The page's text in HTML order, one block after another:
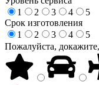
1
2 3 4
5
Срок изготовления
1
2 3 4
5
Пожалуйста,